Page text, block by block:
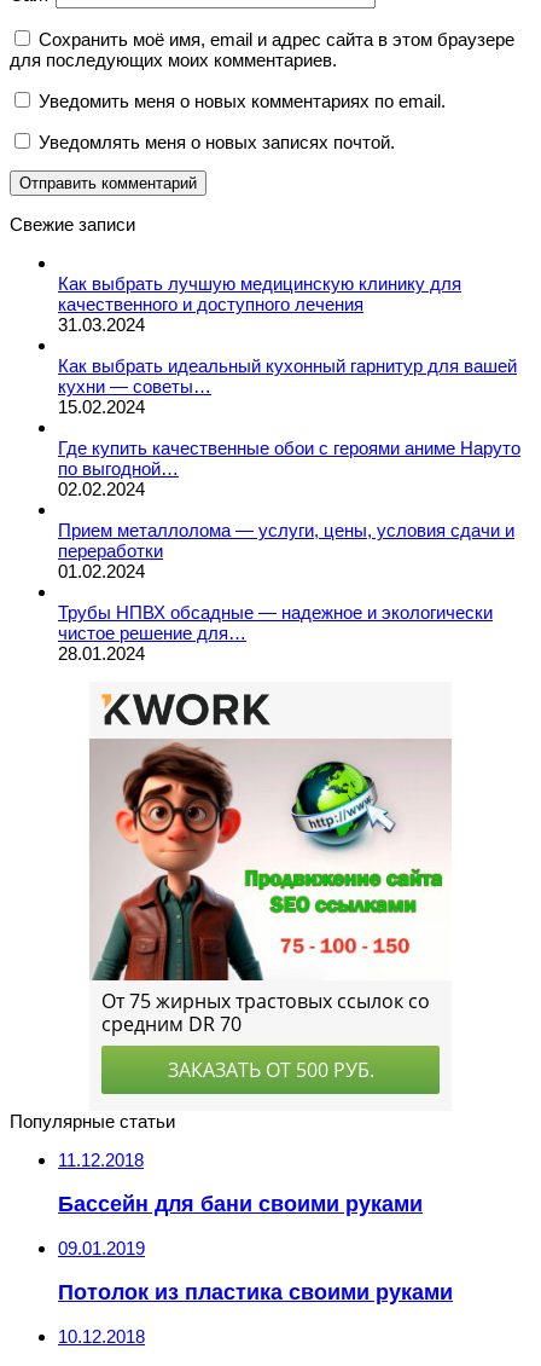
Сохранить моё имя, email и адрес сайта в этом браузере
для последующих моих комментариев.
Уведомить меня о новых комментариях по email.
Уведомлять меня о новых записях почтой.
Свежие записи
Как выбрать лучшую медицинскую клинику для
качественного и доступного лечения
31.03.2024
Как выбрать идеальный кухонный гарнитур для вашей
кухни — советы…
15.02.2024
Где купить качественные обои с героями аниме Наруто
по выгодной…
02.02.2024
Прием металлолома — услуги, цены, условия сдачи и
переработки
01.02.2024
Трубы НПВХ обсадные — надежное и экологически
чистое решение для…
28.01.2024
Популярные статьи
11.12.2018
Бассейн для бани своими руками
09.01.2019
Потолок из пластика своими руками
10.12.2018